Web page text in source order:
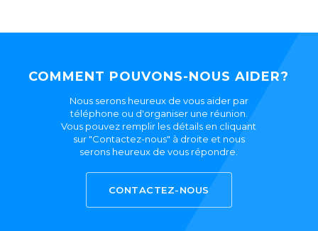
COMMENT POUVONS-NOUS AIDER?
Nous serons heureux de vous aider par
téléphone ou d'organiser une réunion.
Vous pouvez remplir les détails en cliquant
sur "Contactez-nous" à droite et nous
serons heureux de vous répondre.
CONTACTEZ-NOUS